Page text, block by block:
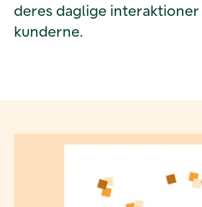
deres daglige
kunderne.